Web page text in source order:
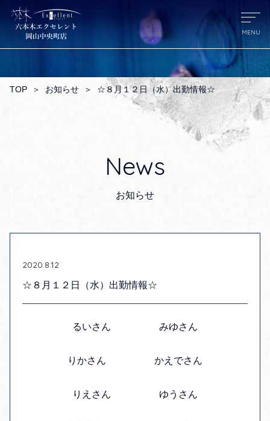
TOP ＞ お知らせ ＞ ☆８月１２日（水）出勤情報☆
News
お知らせ
2020.8.12
☆８月１２日（水）出勤情報☆
るいさん みゆさん
りかさん かえでさん
りえさん ゆうさん